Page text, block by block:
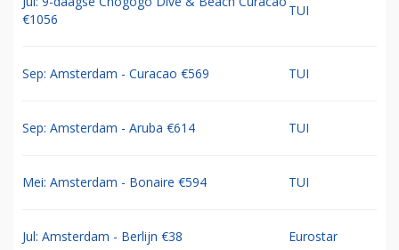
€1056
TUI
Sep: Amsterdam - Curacao €569 TUI
Sep: Amsterdam - Aruba €614 TUI
Mei: Amsterdam - Bonaire €594 TUI
Jul: Amsterdam - Berlijn €38 Eurostar